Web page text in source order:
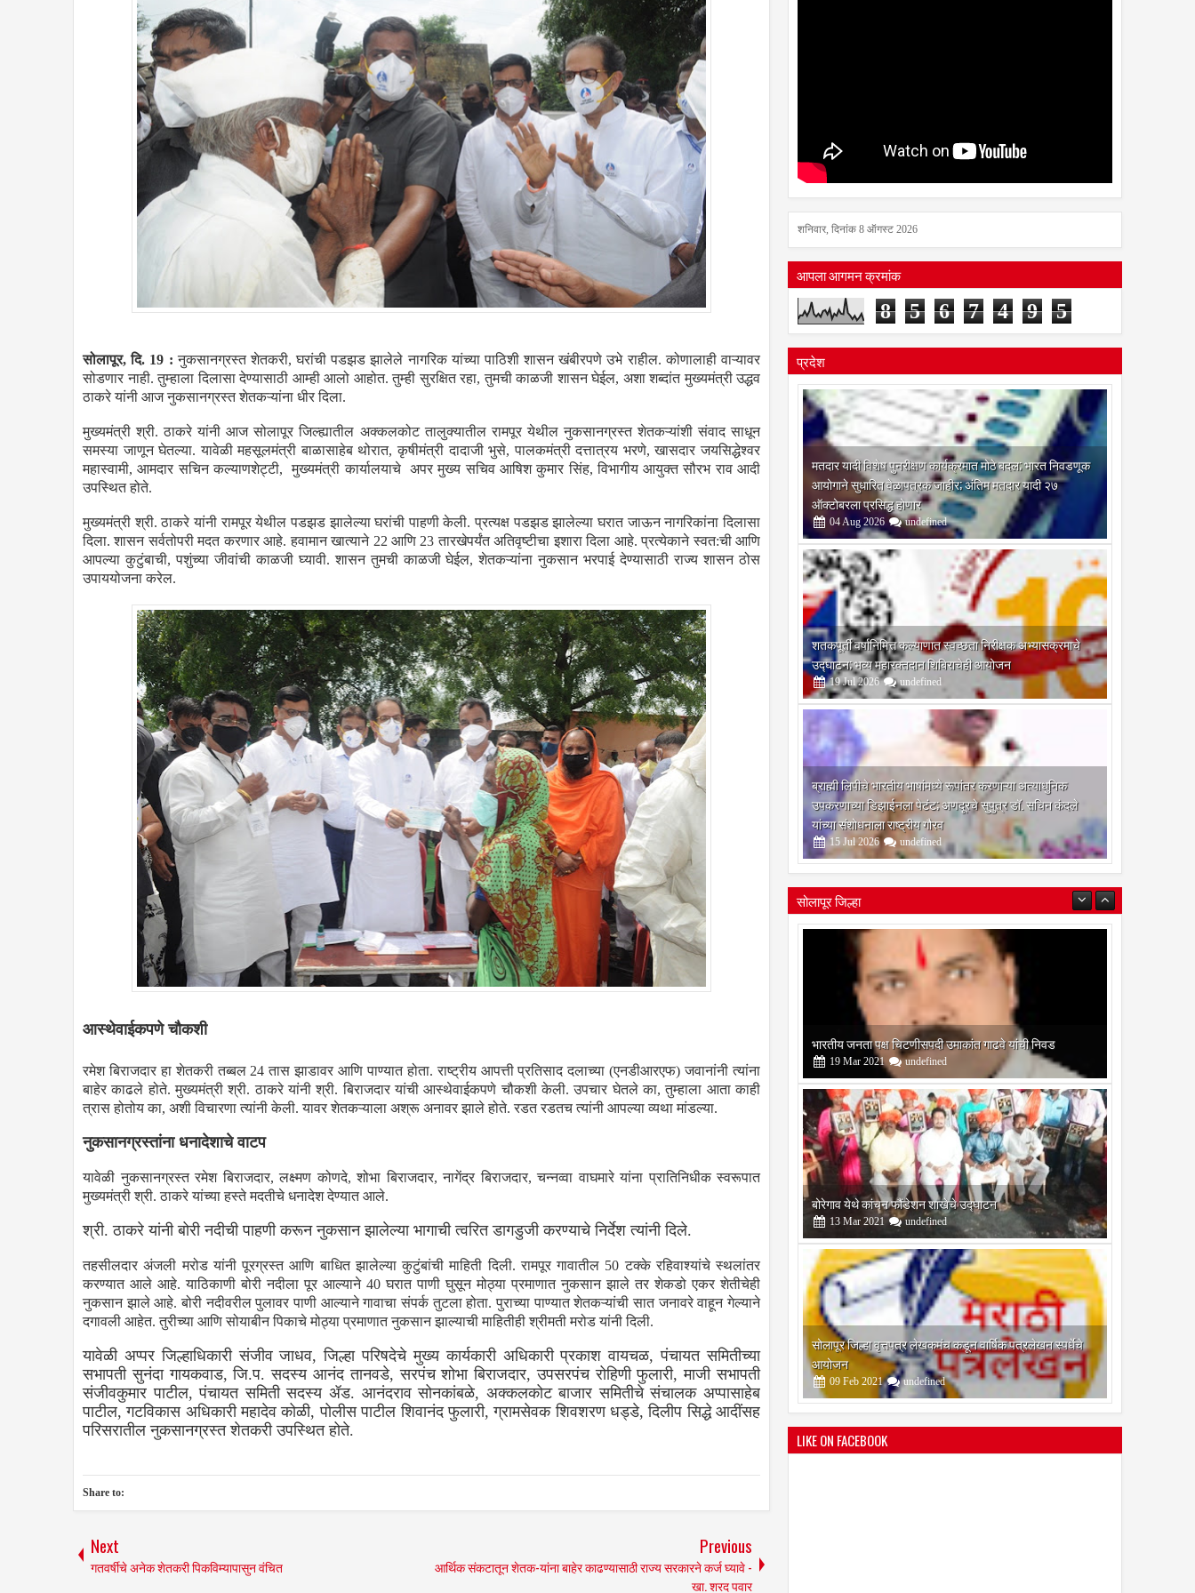
सोलापूर, दि. 19 :नुकसानग्रस्त शेतकरी, घरांची पडझड झालेले नागरिक यांच्या पाठिशी शासन खंबीरपणे उभे राहील. कोणालाही वाऱ्यावर
सोडणार नाही. तुम्हाला दिलासा देण्यासाठी आम्ही आलो आहोत. तुम्ही सुरक्षित रहा, तुमची काळजी शासन घेईल, अशा शब्दांत मुख्यमंत्री उद्धव
ठाकरे यांनी आज नुकसानग्रस्त शेतकऱ्यांना धीर दिला.
मुख्यमंत्री श्री. ठाकरे यांनी आज सोलापूर जिल्ह्यातील अक्कलकोट तालुक्यातील रामपूर येथील नुकसानग्रस्त शेतकऱ्यांशी संवाद साधून
समस्या जाणून घेतल्या. यावेळी महसूलमंत्री बाळासाहेब थोरात, कृषीमंत्री दादाजी भुसे, पालकमंत्री दत्तात्रय भरणे, खासदार जयसिद्धेश्वर
महास्वामी, आमदार सचिन कल्याणशेट्टी, मुख्यमंत्री कार्यालयाचे अपर मुख्य सचिव आषिश कुमार सिंह, विभागीय आयुक्त सौरभ राव आदी
उपस्थित होते.
मुख्यमंत्री श्री. ठाकरे यांनी रामपूर येथील पडझड झालेल्या घरांची पाहणी केली. प्रत्यक्ष पडझड झालेल्या घरात जाऊन नागरिकांना दिलासा
दिला. शासन सर्वतोपरी मदत करणार आहे. हवामान खात्याने 22 आणि 23 तारखेपर्यंत अतिवृष्टीचा इशारा दिला आहे. प्रत्येकाने स्वत:ची आणि
आपल्या कुटुंबाची, पशुंच्या जीवांची काळजी घ्यावी. शासन तुमची काळजी घेईल, शेतकऱ्यांना नुकसान भरपाई देण्यासाठी राज्य शासन ठोस
उपाययोजना करेल.
आस्थेवाईकपणे चौकशी
रमेश बिराजदार हा शेतकरी तब्बल 24 तास झाडावर आणि पाण्यात होता. राष्ट्रीय आपत्ती प्रतिसाद दलाच्या (एनडीआरएफ) जवानांनी त्यांना
बाहेर काढले होते. मुख्यमंत्री श्री. ठाकरे यांनी श्री. बिराजदार यांची आस्थेवाईकपणे चौकशी केली. उपचार घेतले का, तुम्हाला आता काही
त्रास होतोय का, अशी विचारणा त्यांनी केली. यावर शेतकऱ्याला अश्रू अनावर झाले होते. रडत रडतच त्यांनी आपल्या व्यथा मांडल्या.
नुकसानग्रस्तांना धनादेशाचे वाटप
यावेळी नुकसानग्रस्त रमेश बिराजदार, लक्ष्मण कोणदे, शोभा बिराजदार, नागेंद्र बिराजदार, चन्नव्वा वाघमारे यांना प्रातिनिधीक स्वरूपात
मुख्यमंत्री श्री. ठाकरे यांच्या हस्ते मदतीचे धनादेश देण्यात आले.
श्री. ठाकरे यांनी बोरी नदीची पाहणी करून नुकसान झालेल्या भागाची त्वरित डागडुजी करण्याचे निर्देश त्यांनी दिले.
तहसीलदार अंजली मरोड यांनी पूरग्रस्त आणि बाधित झालेल्या कुटुंबांची माहिती दिली. रामपूर गावातील 50 टक्के रहिवाश्यांचे स्थलांतर
करण्यात आले आहे. याठिकाणी बोरी नदीला पूर आल्याने 40 घरात पाणी घुसून मोठ्या प्रमाणात नुकसान झाले तर शेकडो एकर शेतीचेही
नुकसान झाले आहे. बोरी नदीवरील पुलावर पाणी आल्याने गावाचा संपर्क तुटला होता. पुराच्या पाण्यात शेतकऱ्यांची सात जनावरे वाहून गेल्याने
दगावली आहेत. तुरीच्या आणि सोयाबीन पिकाचे मोठ्या प्रमाणात नुकसान झाल्याची माहितीही श्रीमती मरोड यांनी दिली.
यावेळी अप्पर जिल्हाधिकारी संजीव जाधव, जिल्हा परिषदेचे मुख्य कार्यकारी अधिकारी प्रकाश वायचळ, पंचायत समितीच्या
सभापती सुनंदा गायकवाड, जि.प. सदस्य आनंद तानवडे, सरपंच शोभा बिराजदार, उपसरपंच रोहिणी फुलारी, माजी सभापती
संजीवकुमार पाटील, पंचायत समिती सदस्य ॲड. आनंदराव सोनकांबळे, अक्कलकोट बाजार समितीचे संचालक अप्पासाहेब
पाटील, गटविकास अधिकारी महादेव कोळी, पोलीस पाटील शिवानंद फुलारी, ग्रामसेवक शिवशरण धड्डे, दिलीप सिद्धे आदींसह
परिसरातील नुकसानग्रस्त शेतकरी उपस्थित होते.
Share to:
Next
गतवर्षीचे अनेक शेतकरी पिकविम्यापासुन वंचित
Previous
आर्थिक संकटातून शेतक-यांना बाहेर काढण्यासाठी राज्य सरकारने कर्ज घ्यावे -
खा. शरद पवार
शनिवार, दिनांक 8 ऑगस्ट 2026
आपला आगमन क्रमांक
8 5 6 7 4 9 5
प्रदेश
मतदार यादी विशेष पुनरीक्षण कार्यक्रमात मोठे बदल; भारत निवडणूक
आयोगाने सुधारित वेळापत्रक जाहीर; अंतिम मतदार यादी २७
ऑक्टोबरला प्रसिद्ध होणार
04 Aug 2026 undefined
शतकपूर्ती वर्षानिमित्त कल्याणात स्वच्छता निरीक्षक अभ्यासक्रमाचे
उद्घाटन; भव्य महारक्तदान शिबिराचेही आयोजन
19 Jul 2026 undefined
ब्राह्मी लिपीचे भारतीय भाषांमध्ये रूपांतर करणाऱ्या अत्याधुनिक
उपकरणाच्या डिझाईनला पेटंट; अणदूरचे सुपुत्र डॉ. सचिन कंदले
यांच्या संशोधनाला राष्ट्रीय गौरव
15 Jul 2026 undefined
सोलापूर जिल्हा
बोरेगाव येथे कांचन फौंडेशन शाखेचे उद्घाटन
13 Mar 2021 undefined
सोलापूर जिल्हा वृत्तपत्र लेखकमंच कडून वार्षिक पत्रलेखन स्पर्धेचे
आयोजन
09 Feb 2021 undefined
श्री मल्लिकार्जुन प्रशालेकडून उमाकांत गाढवे यांचा सत्कार
25 Mar 2021 undefined
LIKE ON FACEBOOK